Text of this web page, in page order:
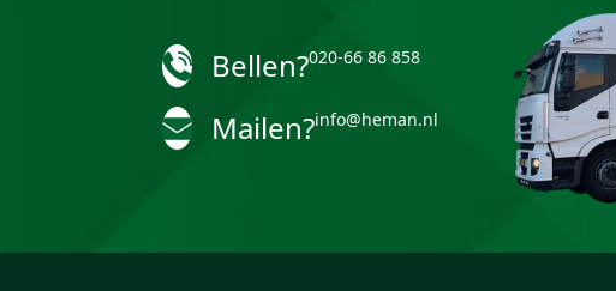
Bellen?020-66 86 858
Mailen?info@heman.nl